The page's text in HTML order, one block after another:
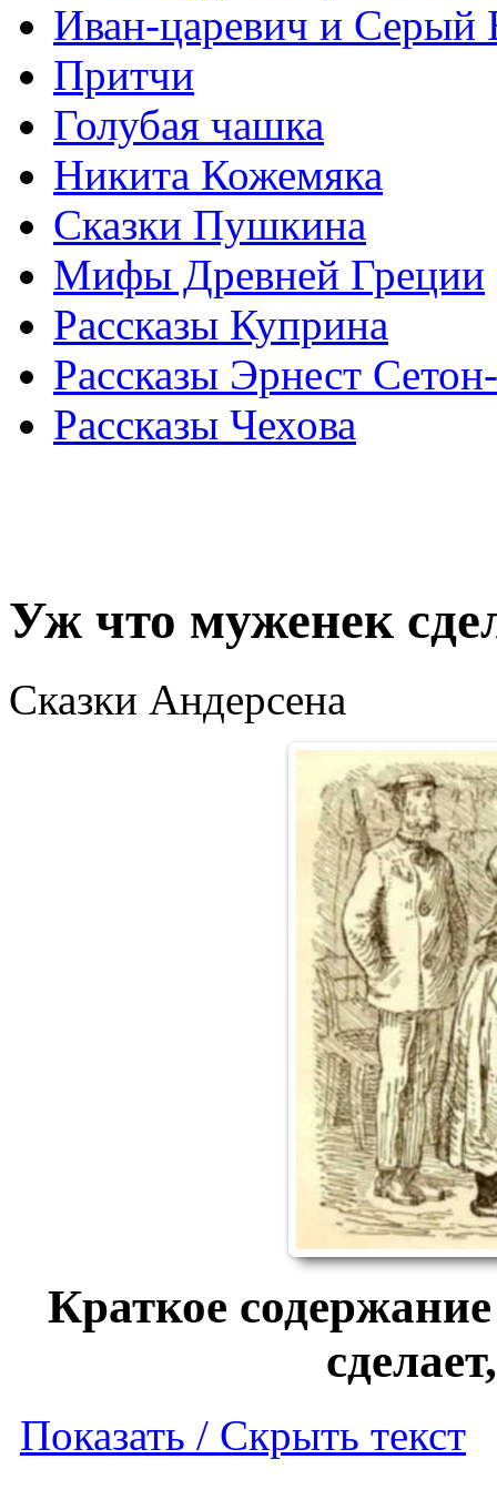
Иван-царевич и Серый
Притчи
Голубая чашка
Никита Кожемяка
Сказки Пушкина
Мифы Древней Греции
Рассказы Куприна
Рассказы Эрнест
Рассказы Чехова
Уж что муженек
Сказки Андерсена
Краткое
Показать / Скрыть текст